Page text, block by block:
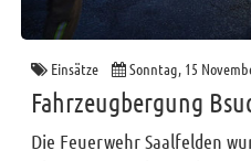
Einsätze Sonntag, 15
Fahrzeugbergung
Die Feuerwehr Saalfelden